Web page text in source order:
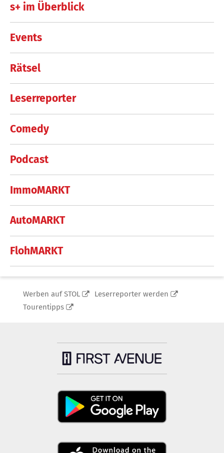
s+ im Überblick
Events
Rätsel
Leserreporter
Comedy
Podcast
ImmoMARKT
AutoMARKT
FlohMARKT
Werben auf STOL
Leserreporter werden
Tourentipps